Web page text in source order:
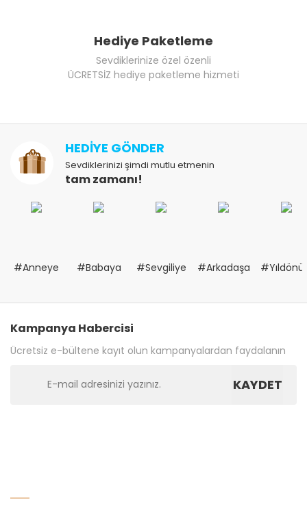
Hediye Paketleme
Sevdiklerinize özel özenli
ÜCRETSİZ hediye paketleme hizmeti
HEDİYE GÖNDER
Sevdiklerinizi şimdi mutlu etmenin
tam zamanı!
#Anneye #Babaya #Sevgiliye #Arkadaşa
Kampanya Habercisi
Ücretsiz e-bültene kayıt olun kampanyalardan faydalanın
KAYDET